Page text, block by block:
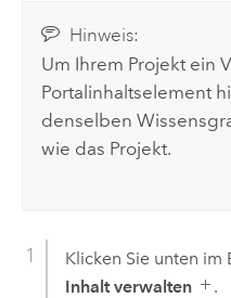
Hinweis:
Um Ihrem Projekt ein
Portalinhaltselement
denselben
wie das Projekt.
Klicken Sie unten im
Inhalt verwalten
.